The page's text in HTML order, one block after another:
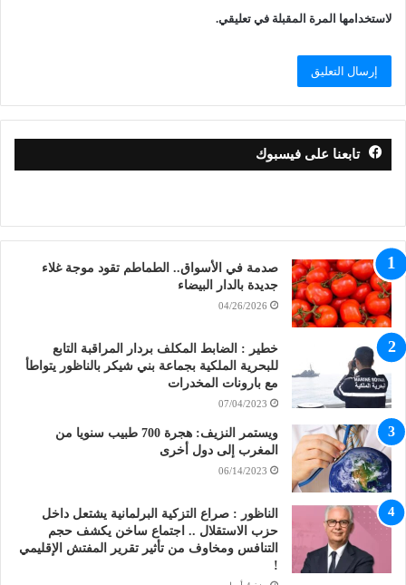
لاستخدامها المرة المقبلة في تعليقي.
تابعنا على فيسبوك
صدمة في الأسواق.. الطماطم تقود موجة غلاء
جديدة بالدار البيضاء
04/26/2026
خطير : الضابط المكلف بردار المراقبة التابع
للبحرية الملكية بجماعة بني شيكر بالناظور يتواطأ
مع بارونات المخدرات
07/04/2023
ويستمر النزيف: هجرة 700 طبيب سنويا من
المغرب إلى دول أخرى
06/14/2023
الناظور : صراع التزكية البرلمانية يشتعل داخل
حزب الاستقلال .. اجتماع ساخن يكشف حجم
التنافس ومخاوف من تأثير تقرير المفتش الإقليمي
!